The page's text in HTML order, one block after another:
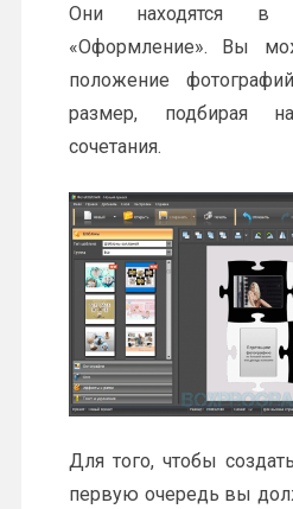
Они находятся в
«Оформление». Вы
положение
размер, подбирая
сочетания.
Для того, чтобы
первую очередь вы